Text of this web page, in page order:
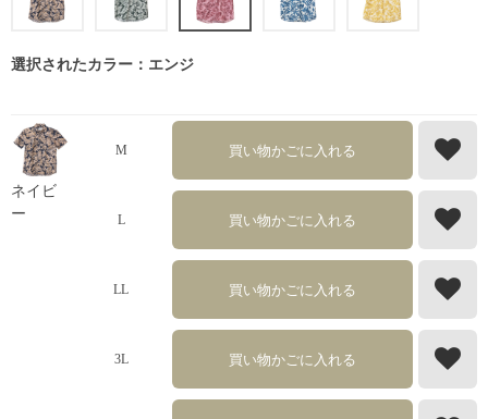
選択されたカラー：エンジ
ネイビ
ー
M 買い物かごに入れる
L 買い物かごに入れる
LL 買い物かごに入れる
3L 買い物かごに入れる